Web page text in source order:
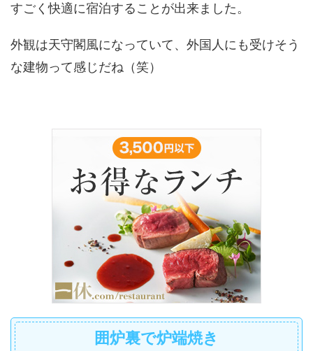
すごく快適に宿泊することが出来ました。
外観は天守閣風になっていて、外国人にも受けそう
な建物って感じだね（笑）
囲炉裏で炉端焼き